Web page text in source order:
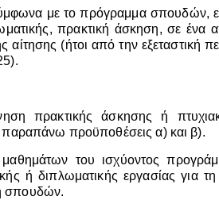
με το πρόγραμμα σπουδών,
πρακτική άσκηση, σε ένα
(ήτοι από την εξεταστική
πρακτικής άσκησης ή
παραπάνω προϋποθέσεις α) και β).
του ισχύοντος
ή διπλωματικής εργασίας για
σπουδών.